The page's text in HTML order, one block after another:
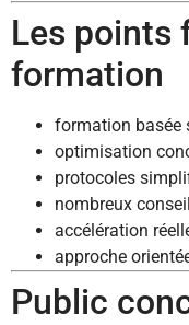
Les points
formation
formation basée
optimisation
protocoles
nombreux
accélération
approche
Public